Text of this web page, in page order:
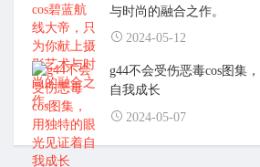
与时尚的融合之作。
2024-05-12
g44不会受伤恶毒cos图集
自我成长
2024-05-07